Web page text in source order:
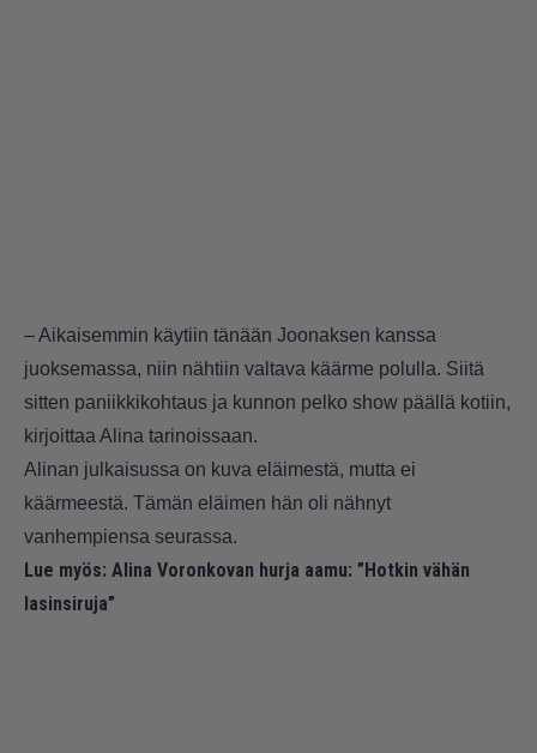
– Aikaisemmin käytiin tänään Joonaksen kanssa
juoksemassa, niin nähtiin valtava käärme polulla. Siitä
sitten paniikkikohtaus ja kunnon pelko show päällä kotiin,
kirjoittaa Alina tarinoissaan.
Alinan julkaisussa on kuva eläimestä, mutta ei
käärmeestä. Tämän eläimen hän oli nähnyt
vanhempiensa seurassa.
Lue myös: Alina Voronkovan hurja aamu: ”Hotkin vähän
lasinsiruja”